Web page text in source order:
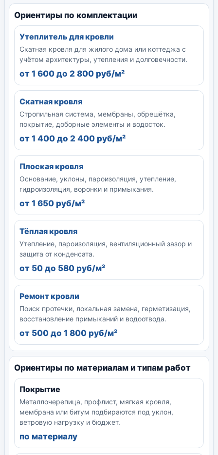
Ориентиры по комплектации
Утеплитель для кровли
Скатная кровля для жилого дома или коттеджа с
учётом архитектуры, утепления и долговечности.
от 1 600 до 2 800 руб/м²
Скатная кровля
Стропильная система, мембраны, обрешётка,
покрытие, доборные элементы и водосток.
от 1 400 до 2 400 руб/м²
Плоская кровля
Основание, уклоны, пароизоляция, утепление,
гидроизоляция, воронки и примыкания.
от 1 650 руб/м²
Тёплая кровля
Утепление, пароизоляция, вентиляционный зазор и
защита от конденсата.
от 50 до 580 руб/м²
Ремонт кровли
Поиск протечки, локальная замена, герметизация,
восстановление примыканий и водоотвода.
от 500 до 1 800 руб/м²
Ориентиры по материалам и типам работ
Покрытие
Металлочерепица, профлист, мягкая кровля,
мембрана или битум подбираются под уклон,
ветровую нагрузку и бюджет.
по материалу